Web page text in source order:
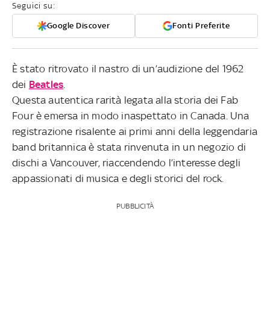
Seguici su:
Google Discover Fonti Preferite
È stato ritrovato il nastro di un’audizione del 1962
dei Beatles
Questa autentica rarità legata alla storia dei Fab
Four è emersa in modo inaspettato in Canada. Una
registrazione risalente ai primi anni della leggendaria
band britannica è stata rinvenuta in un negozio di
dischi a Vancouver, riaccendendo l’interesse degli
appassionati di musica e degli storici del rock.
PUBBLICITÀ